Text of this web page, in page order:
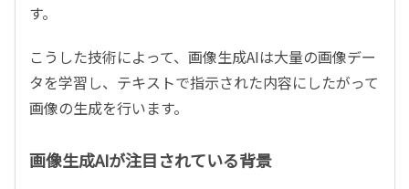
す。
こうした技術によって、画像生成AIは大量の画像デー
タを学習し、テキストで指示された内容にしたがって
画像の生成を行います。
画像生成AIが注目されている背景